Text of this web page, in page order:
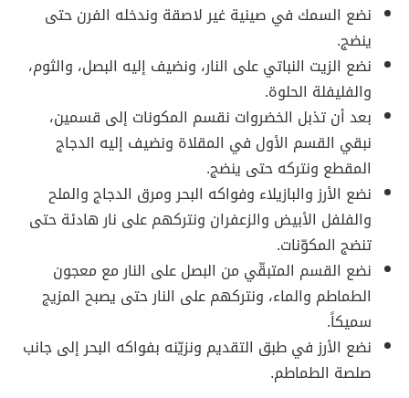
نضع السمك في صينية غير لاصقة وندخله الفرن حتى
ينضج.
نضع الزيت النباتي على النار، ونضيف إليه البصل، والثوم،
والفليفلة الحلوة.
بعد أن تذبل الخضروات نقسم المكونات إلى قسمين،
نبقي القسم الأول في المقلاة ونضيف إليه الدجاج
المقطع ونتركه حتى ينضج.
نضع الأرز والبازيلاء وفواكه البحر ومرق الدجاج والملح
والفلفل الأبيض والزعفران ونتركهم على نار هادئة حتى
تنضج المكوّنات.
نضع القسم المتبقّي من البصل على النار مع معجون
الطماطم والماء، ونتركهم على النار حتى يصبح المزيج
سميكاً.
نضع الأرز في طبق التقديم ونزيّنه بفواكه البحر إلى جانب
صلصة الطماطم.